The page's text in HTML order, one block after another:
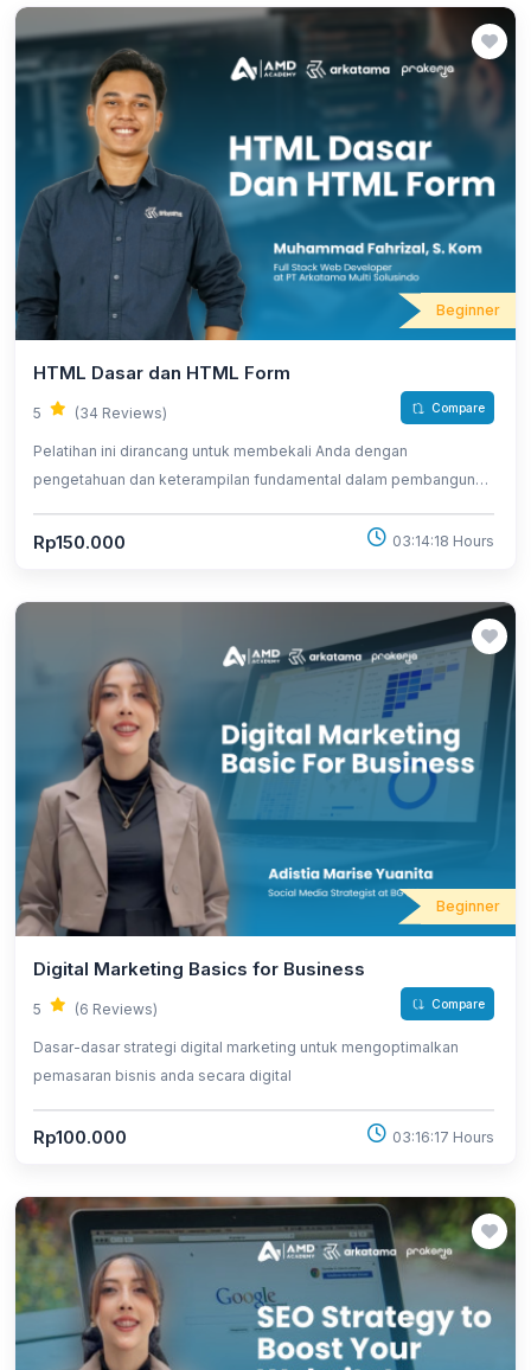
Beginner
HTML Dasar dan HTML Form
5 (34 Reviews) Compare
Pelatihan ini dirancang untuk membekali Anda dengan
pengetahuan dan keterampilan fundamental dalam pembangunan
interaktif.
Rp150.000 03:14:18 Hours
Beginner
Digital Marketing Basics for Business
5 (6 Reviews) Compare
Dasar-dasar strategi digital marketing untuk mengoptimalkan
pemasaran bisnis anda secara digital
Rp100.000 03:16:17 Hours